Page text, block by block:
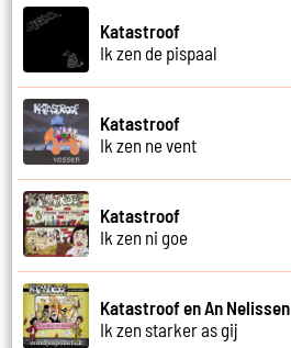
Katastroof
Ik zen de pispaal
Katastroof
Ik zen ne vent
Katastroof
Ik zen ni goe
Katastroof en An Nelissen
Ik zen starker as gij